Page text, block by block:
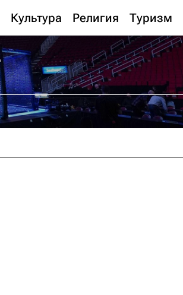
Культура Религия Туризм